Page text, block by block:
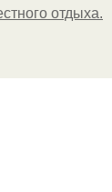
отдыха.